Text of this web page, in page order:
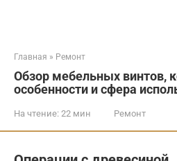
Главная » Ремонт
Обзор мебельных винтов,
особенности и сфера
На чтение: 22 мин Ремонт